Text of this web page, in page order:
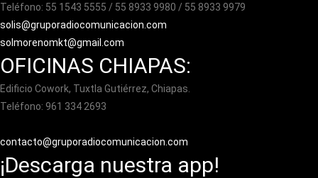
Teléfono: 55 1543 5555 / 55 8933 9980 / 55 8933 9979
solis@gruporadiocomunicacion.com
solmorenomkt@gmail.com
OFICINAS CHIAPAS:
Edificio Cowork, Tuxtla Gutiérrez, Chiapas.
Teléfono: 961 334 2693
contacto@gruporadiocomunicacion.com
¡Descarga nuestra app!